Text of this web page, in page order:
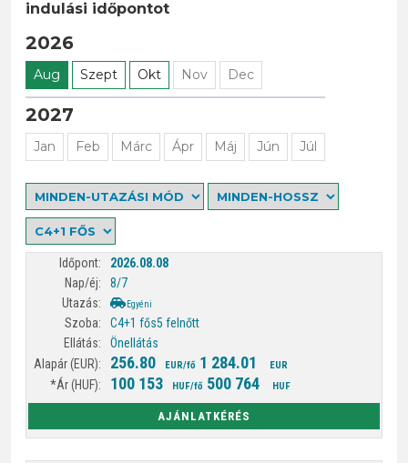
indulási időpontot
2026
Aug Szept Okt Nov Dec
2027
Jan Feb Márc Ápr Máj Jún Júl
2026.08.08
8/7
Egyéni
C4+1 fős5 felnőtt
Önellátás
256.80 EUR/fő 1 284.01 EUR
100 153 HUF/fő 500 764 HUF
AJÁNLATKÉRÉS